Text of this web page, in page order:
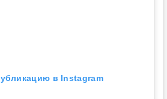
в Instagram